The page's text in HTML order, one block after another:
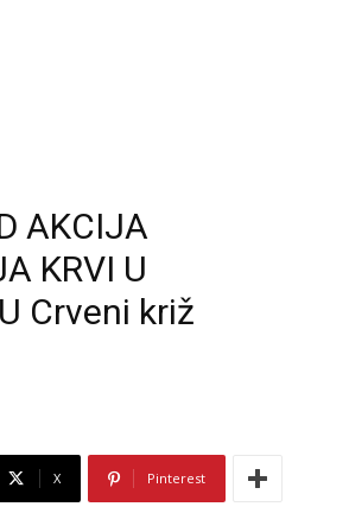
AKCIJA
KRVI U
Crveni križ
X Pinterest